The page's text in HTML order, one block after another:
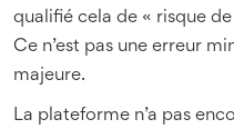
qualifié cela de « risque
Ce n’est pas une erreur
majeure.
La plateforme n’a pas